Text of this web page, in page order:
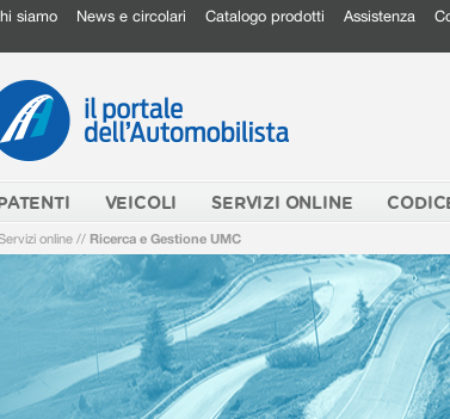
siamo News e circolari Catalogo prodotti Assistenza
VEICOLI SERVIZI ONLINE
online // Ricerca e Gestione UMC